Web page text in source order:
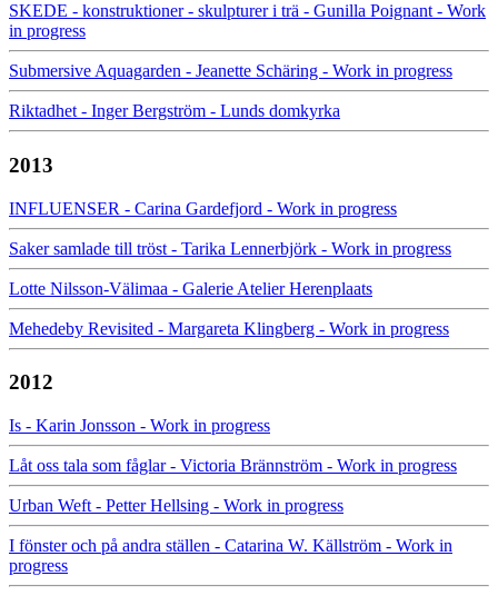
SKEDE - konstruktioner - skulpturer i trä - Gunilla Poignant - Work
in progress
Submersive Aquagarden - Jeanette Schäring - Work in progress
Riktadhet - Inger Bergström - Lunds domkyrka
2013
INFLUENSER - Carina Gardefjord - Work in progress
Saker samlade till tröst - Tarika Lennerbjörk - Work in progress
Lotte Nilsson-Välimaa - Galerie Atelier Herenplaats
Mehedeby Revisited - Margareta Klingberg - Work in progress
2012
Is - Karin Jonsson - Work in progress
Låt oss tala som fåglar - Victoria Brännström - Work in progress
Urban Weft - Petter Hellsing - Work in progress
I fönster och på andra ställen - Catarina W. Källström - Work in
progress